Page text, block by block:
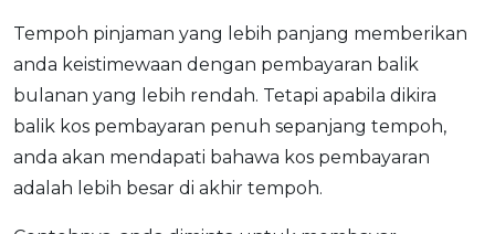
Tempoh pinjaman yang lebih panjang memberikan
anda keistimewaan dengan pembayaran balik
bulanan yang lebih rendah. Tetapi apabila dikira
balik kos pembayaran penuh sepanjang tempoh,
anda akan mendapati bahawa kos pembayaran
adalah lebih besar di akhir tempoh.